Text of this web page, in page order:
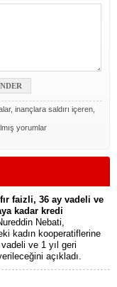
inançlara saldırı içeren,
yorumlar
faizli, 36 ay vadeli ve
kadar kredi
Nebati,
kadın kooperatiflerine
ve 1 yıl geri
açıkladı.